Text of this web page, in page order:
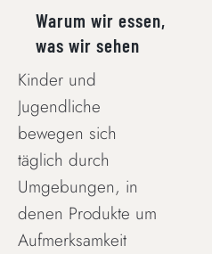
Warum wir essen,
was wir sehen
Kinder und
Jugendliche
bewegen sich
täglich durch
Umgebungen, in
denen Produkte um
Aufmerksamkeit